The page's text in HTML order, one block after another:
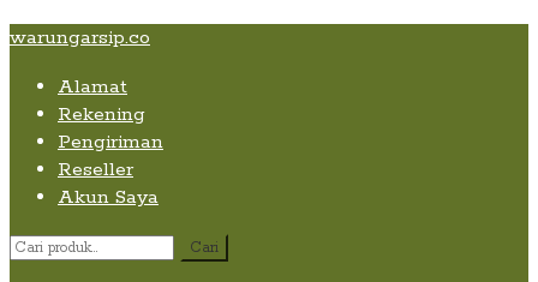
Skip
content
Skip
navigation
Skip
content
warungarsip.co
Alamat
Rekening
Pengiriman
Reseller
Akun Saya
Pencarian
Cari